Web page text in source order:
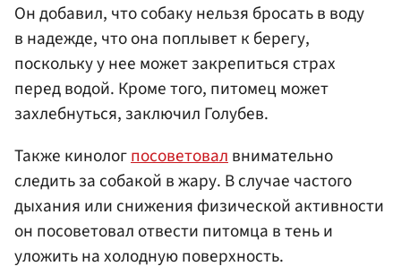
Он добавил, что собаку нельзя бросать в воду
в надежде, что она поплывет к берегу,
поскольку у нее может закрепиться страх
перед водой. Кроме того, питомец может
захлебнуться, заключил Голубев.
Также кинологпосоветовалвнимательно
следить за собакой в жару. В случае частого
дыхания или снижения физической активности
он посоветовал отвести питомца в тень и
уложить на холодную поверхность.